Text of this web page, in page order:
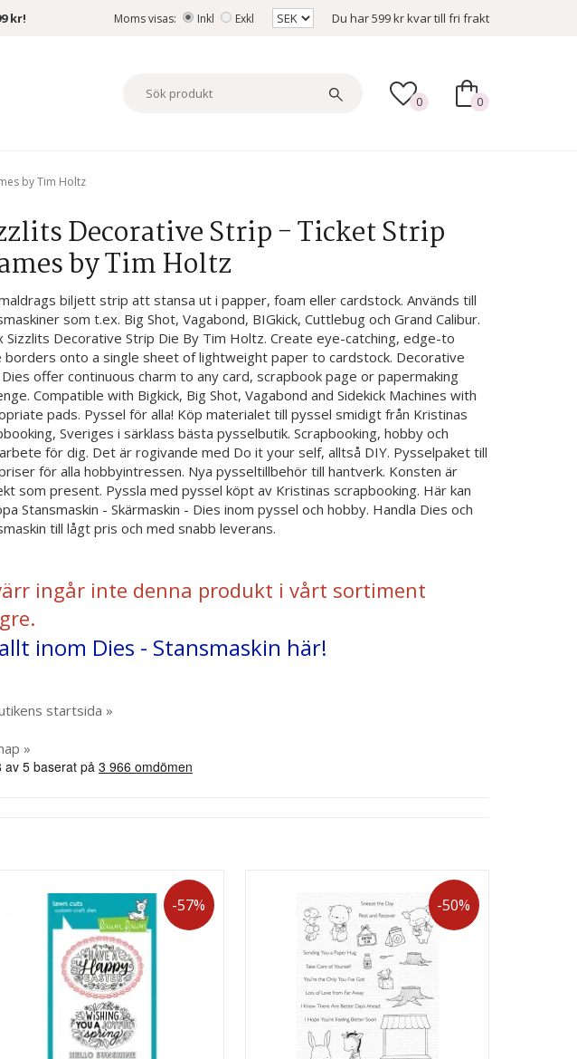
kr! Moms visas: Inkl Exkl Du har599 krkvar till fri frakt
0 0
by Tim Holtz
Decorative Strip - Ticket Strip
by Tim Holtz
biljett strip att stansa ut i papper, foam eller cardstock. Används till
som t.ex. Big Shot, Vagabond, BIGkick, Cuttlebug och Grand Calibur.
Sizzlits Decorative Strip Die By Tim Holtz. Create eye-catching, edge-to
borders onto a single sheet of lightweight paper to cardstock. Decorative
offer continuous charm to any card, scrapbook page or papermaking
Compatible with Bigkick, Big Shot, Vagabond and Sidekick Machines with
pads. Pyssel för alla! Köp materialet till pyssel smidigt från Kristinas
Sveriges i särklass bästa pysselbutik. Scrapbooking, hobby och
för dig. Det är rogivande med Do it your self, alltså DIY. Pysselpaket till
för alla hobbyintressen. Nya pysseltillbehör till hantverk. Konsten är
som present. Pyssla med pyssel köpt av Kristinas scrapbooking. Här kan
Stansmaskin - Skärmaskin - Dies inom pyssel och hobby. Handla Dies och
till lågt pris och med snabb leverans.
ingår inte denna produkt i vårt sortiment
inom Dies - Stansmaskin här!
startsida »
»
-57% -50%